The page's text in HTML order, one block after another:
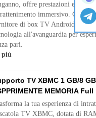
offre prestazioni
immersivo. Come
di box TV Android 4K,
all'avanguardia per
pari.
più
TV XBMC 1 GB/8 GB
MEMORIA
la tua esperienza di
TV XBMC, dotata di